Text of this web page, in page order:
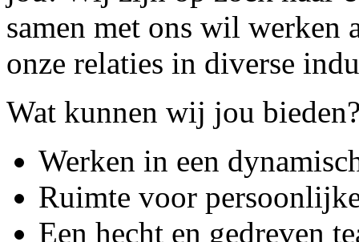
samen met ons wil werken
onze relaties in diverse
Wat kunnen wij jou
Werken in een
Ruimte voor
Een hecht en gedreven